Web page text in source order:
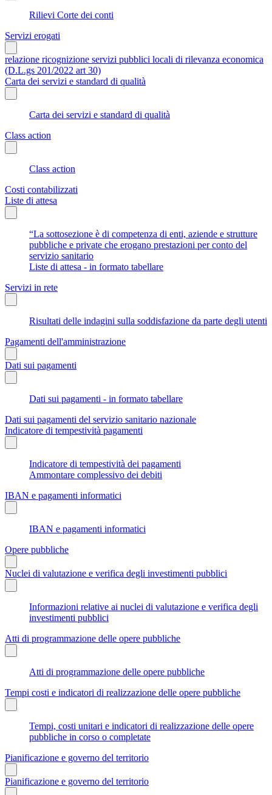
Rilievi Corte dei conti
Servizi erogati
relazione ricognizione servizi pubblici locali di rilevanza economica
(D.L.gs 201/2022 art 30)
Carta dei servizi e standard di qualità
Carta dei servizi e standard di qualità
Class action
Class action
Costi contabilizzati
Liste di attesa
“La sottosezione è di competenza di enti, aziende e strutture
pubbliche e private che erogano prestazioni per conto del
servizio sanitario
Liste di attesa - in formato tabellare
Servizi in rete
Risultati delle indagini sulla soddisfazione da parte degli utenti
Pagamenti dell'amministrazione
Dati sui pagamenti
Dati sui pagamenti - in formato tabellare
Dati sui pagamenti del servizio sanitario nazionale
Indicatore di tempestività pagamenti
Indicatore di tempestività dei pagamenti
Ammontare complessivo dei debiti
IBAN e pagamenti informatici
IBAN e pagamenti informatici
Opere pubbliche
Nuclei di valutazione e verifica degli investimenti pubblici
Informazioni relative ai nuclei di valutazione e verifica degli
investimenti pubblici
Atti di programmazione delle opere pubbliche
Atti di programmazione delle opere pubbliche
Tempi costi e indicatori di realizzazione delle opere pubbliche
Tempi, costi unitari e indicatori di realizzazione delle opere
pubbliche in corso o completate
Pianificazione e governo del territorio
Pianificazione e governo del territorio